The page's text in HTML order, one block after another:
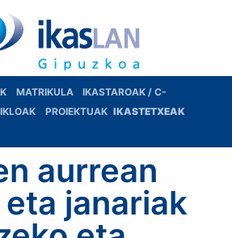
MATRIKULA
IKASTAROAK / C-
PROIEKTUAK IKASTETXEAK
aurrean
janariak